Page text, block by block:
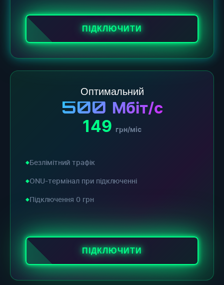
ПІДКЛЮЧИТИ
Оптимальний
500 Мбіт/с
149 грн/міс
Безлімітний трафік
ONU-термінал при підключенні
Підключення 0 грн
ПІДКЛЮЧИТИ